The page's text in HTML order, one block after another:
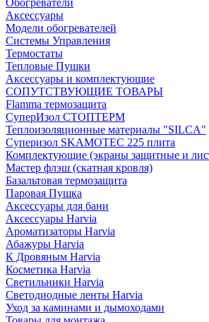
Обогреватели
Аксессуары
Модели обогревателей
Системы Управления
Термостаты
Тепловые Пушки
Аксессуары и комплектующие
СОПУТСТВУЮЩИЕ ТОВАРЫ
Flamma термозащита
СуперИзол СТОПТЕРМ
Теплоизоляционные материалы "SILCA"
Суперизол SKAMOTEC 225 плита
Комплектующие (экраны защитные и
Мастер флэш (скатная кровля)
Базальтовая термозащита
Паровая Пушка
Аксессуары для бани
Аксессуары Harvia
Ароматизаторы Harvia
Абажуры Harvia
К Дровяным Harvia
Косметика Harvia
Светильники Harvia
Светодиодные ленты Harvia
Уход за каминами и дымоходами